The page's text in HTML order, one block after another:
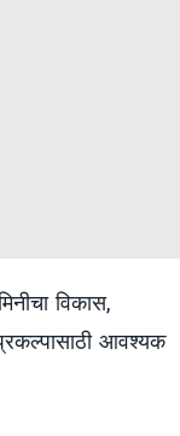
विकास,
आवश्यक